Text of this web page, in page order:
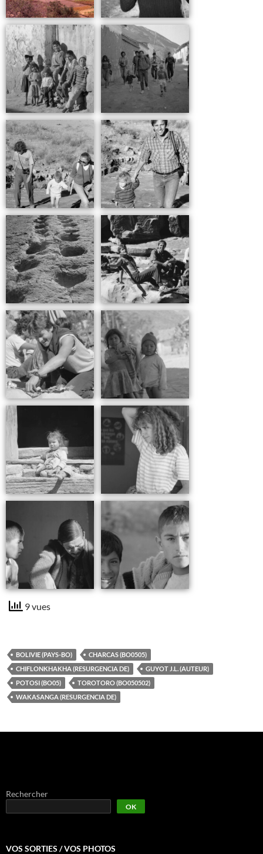
9 vues
BOLIVIE (PAYS-BO)
CHARCAS (BO0505)
CHIFLONKHAKHA (RESURGENCIA DE)
GUYOT J.L. (AUTEUR)
POTOSI (BO05)
TOROTORO (BO050502)
WAKASANGA (RESURGENCIA DE)
Rechercher
OK
VOS SORTIES / VOS PHOTOS